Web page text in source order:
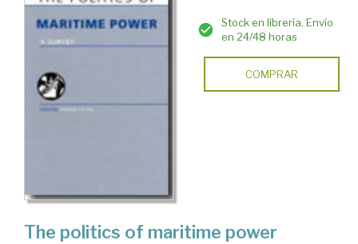
Stock en librería. Envío
en 24/48 horas
COMPRAR
The politics of maritime power